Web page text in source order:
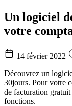
Un logiciel
votre
14 février 2022
Découvrez un
30jours. Pour votre
de facturation
fonctions.